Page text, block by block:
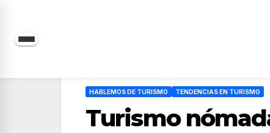
Saltar
HABLEMOS DE TURISMO TENDENCIAS EN TURISMO
Turismo